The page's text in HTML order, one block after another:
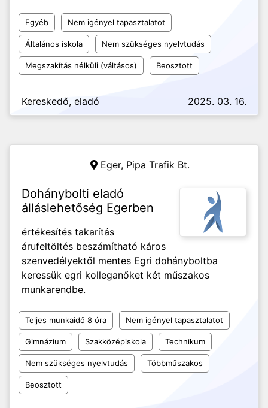
Egyéb Nem igényel tapasztalatot
Általános iskola Nem szükséges nyelvtudás
Megszakítás nélküli (váltásos) Beosztott
Kereskedő, eladó 2025. 03. 16.
Eger, Pipa Trafik Bt.
Dohánybolti eladó
álláslehetőség Egerben
értékesítés takarítás
árufeltöltés beszámítható káros
szenvedélyektől mentes Egri dohányboltba
keressük egri kolleganőket két műszakos
munkarendbe.
Teljes munkaidő 8 óra Nem igényel tapasztalatot
Gimnázium Szakközépiskola Technikum
Nem szükséges nyelvtudás Többműszakos
Beosztott